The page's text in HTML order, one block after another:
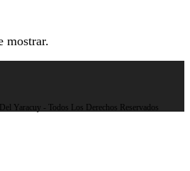
mostrar.
Yaracuy - Todos Los Derechos Reservados